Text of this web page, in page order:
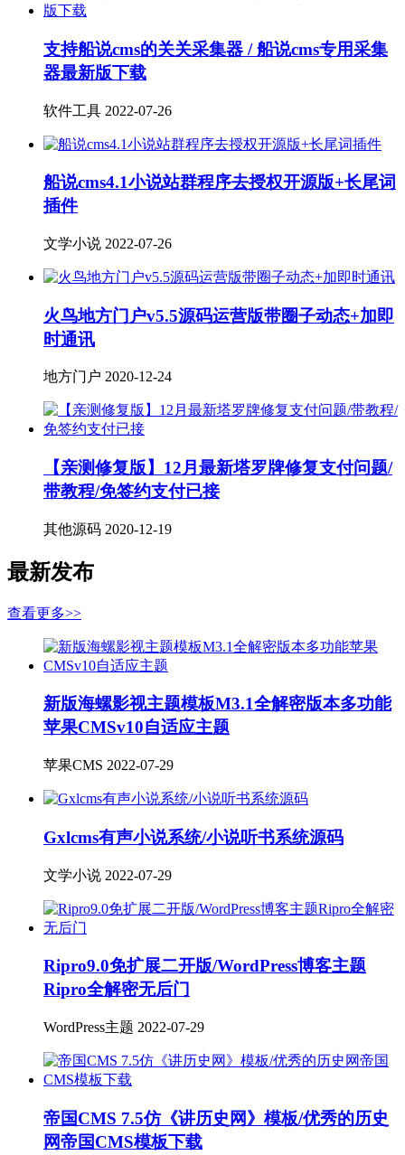
支持船说cms的关关采集器 / 船说cms专用采集
器最新版下载
软件工具 2022-07-26
船说cms4.1小说站群程序去授权开源版+长尾词
插件
文学小说 2022-07-26
火鸟地方门户v5.5源码运营版带圈子动态+加即
时通讯
地方门户 2020-12-24
【亲测修复版】12月最新塔罗牌修复支付问题/
带教程/免签约支付已接
其他源码 2020-12-19
最新发布
查看更多>>
新版海螺影视主题模板M3.1全解密版本多功能
苹果CMSv10自适应主题
苹果CMS 2022-07-29
Gxlcms有声小说系统/小说听书系统源码
文学小说 2022-07-29
Ripro9.0免扩展二开版/WordPress博客主题
Ripro全解密无后门
WordPress主题 2022-07-29
帝国CMS 7.5仿《讲历史网》模板/优秀的历史
网帝国CMS模板下载